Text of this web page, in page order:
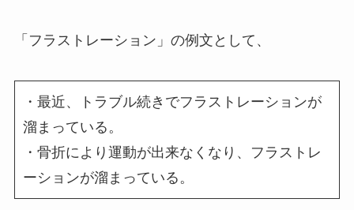
「フラストレーション」の例文として、
・最近、トラブル続きでフラストレーションが
溜まっている。
・骨折により運動が出来なくなり、フラストレ
ーションが溜まっている。